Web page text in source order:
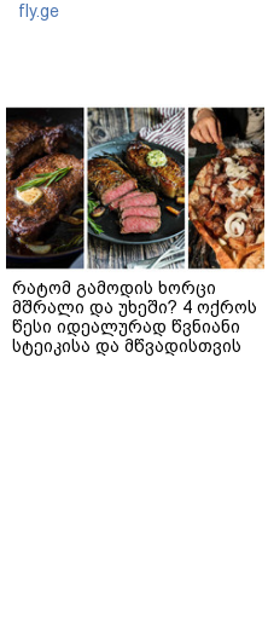
fly.ge
რატომ გამოდის ხორცი
მშრალი და უხეში? 4 ოქროს
წესი იდეალურად წვნიანი
სტეიკისა და მწვადისთვის